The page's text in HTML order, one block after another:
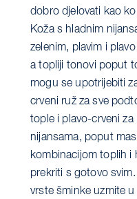
dobro djelovati kao
Koža s hladnim
zelenim, plavim i
a topliji tonovi poput
mogu se upotrijebiti
crveni ruž za sve
tople i plavo-crveni
nijansama, poput
kombinacijom toplih i
prekriti s gotovo
vrste šminke uzmite